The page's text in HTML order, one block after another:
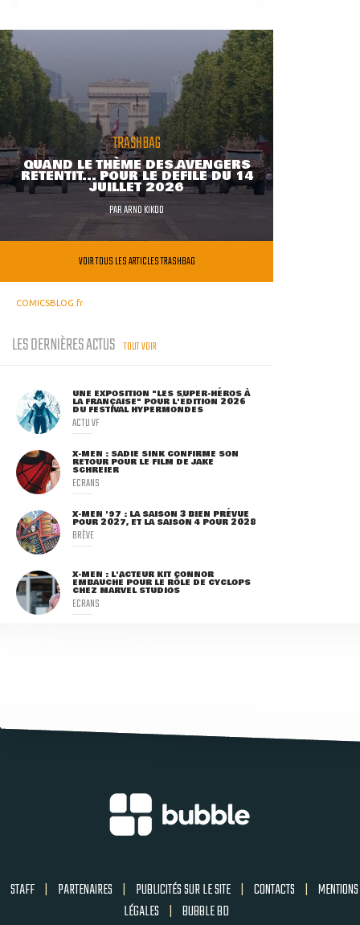
TRASHBAG
QUAND LE THÈME DES AVENGERS
RETENTIT... POUR LE DÉFILÉ DU 14
JUILLET 2026
PARARNO KIKOO
VOIR TOUS LES ARTICLES TRASHBAG
COMICSBLOG.fr
LES DERNIÈRES ACTUS TOUT VOIR
UNE EXPOSITION "LES SUPER-HÉROS À
LA FRANÇAISE" POUR L'ÉDITION 2026
DU FESTIVAL HYPERMONDES
ACTU VF
X-MEN : SADIE SINK CONFIRME SON
RETOUR POUR LE FILM DE JAKE
SCHREIER
ECRANS
X-MEN '97 : LA SAISON 3 BIEN PRÉVUE
POUR 2027, ET LA SAISON 4 POUR 2028
BRÈVE
X-MEN : L'ACTEUR KIT CONNOR
EMBAUCHÉ POUR LE RÔLE DE CYCLOPS
CHEZ MARVEL STUDIOS
ECRANS
STAFF | PARTENAIRES | PUBLICITÉS SUR LE SITE | CONTACTS | MENTIONS
LÉGALES | BUBBLE BD